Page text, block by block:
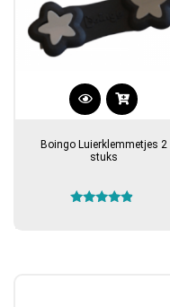
Boingo Luierklemmetjes 2
stuks